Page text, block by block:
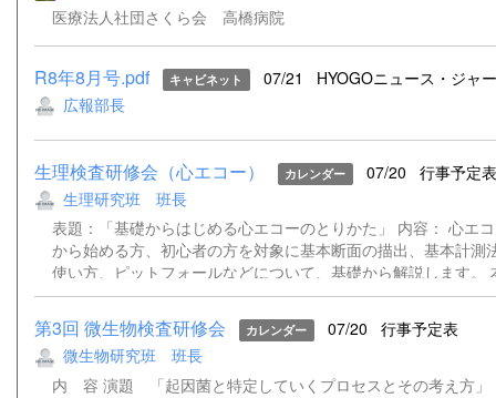
医療法人社団さくら会 高橋病院
R8年8月号.pdf キャビネット 07/21
HYOGOニュース・ジャ
広報部長
生理検査研修会（心エコー） カレンダー 07/20
行事予定表
生理研究班 班長
表題：「基礎からはじめる心エコーのとりかた」 内容： 心エ
から始める方、初心者の方を対象に基本断面の描出、基本計測
使い方、ピットフォールなどについて、基礎から解説します。
12日開催予定のハンズオン講習と連動しており、ハンズオン講
方は受講をお願いします。ハンズオンに参加されない方の受講
事前にハンドアウトを送付いたします。(ハンドアウト送付は9
定) 「心エコーの基本〜基本断面を出せるようになろう〜」
附属病院 検査部 神田 織江 先生 「心エコーの基本〜
第3回 微生物検査研修会 カレンダー 07/20
行事予定表
微生物研究班 班長
内 容 演題 「起因菌と特定していくプロセスとその